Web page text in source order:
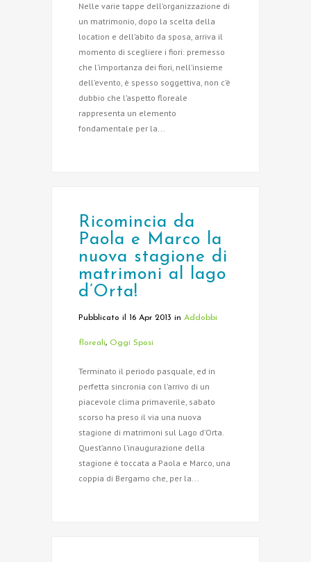
Nelle varie tappe dell’organizzazione di
un matrimonio, dopo la scelta della
location e dell’abito da sposa, arriva il
momento di scegliere i fiori: premesso
che l’importanza dei fiori, nell’insieme
dell’evento, è spesso soggettiva, non c’è
dubbio che l’aspetto floreale
rappresenta un elemento
fondamentale per la...
Ricomincia da
Paola e Marco la
nuova stagione di
matrimoni al lago
d’Orta!
Pubblicato il 16 Apr 2013 in Addobbi
floreali, Oggi Sposi
Terminato il periodo pasquale, ed in
perfetta sincronia con l’arrivo di un
piacevole clima primaverile, sabato
scorso ha preso il via una nuova
stagione di matrimoni sul Lago d’Orta.
Quest’anno l’inaugurazione della
stagione è toccata a Paola e Marco, una
coppia di Bergamo che, per la...